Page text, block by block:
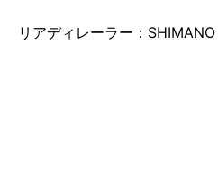
リアディレーラー：